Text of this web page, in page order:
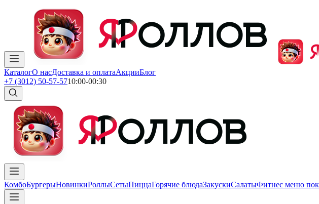
КаталогО насДоставка и оплатаАкцииБлог
+7 (3012) 50-57-5710:00-00:30
КомбоБургерыНовинкиРоллыСетыПиццаГорячие блюдаЗакускиСалатыФитнес меню